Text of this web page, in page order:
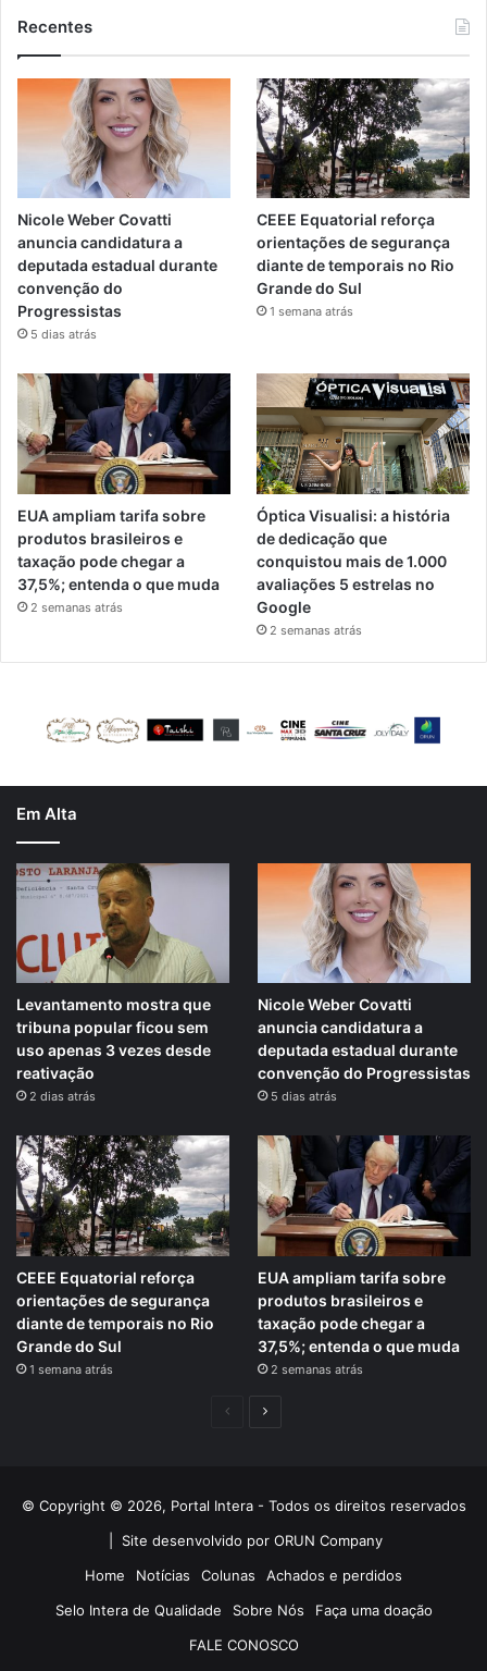
Recentes
Nicole Weber Covatti
anuncia candidatura a
deputada estadual durante
convenção do
Progressistas
5 dias atrás
CEEE Equatorial reforça
orientações de segurança
diante de temporais no Rio
Grande do Sul
1 semana atrás
EUA ampliam tarifa sobre
produtos brasileiros e
taxação pode chegar a
37,5%; entenda o que muda
2 semanas atrás
Óptica Visualisi: a história
de dedicação que
conquistou mais de 1.000
avaliações 5 estrelas no
Google
2 semanas atrás
Em Alta
Levantamento mostra que
tribuna popular ficou sem
uso apenas 3 vezes desde
reativação
2 dias atrás
Nicole Weber Covatti
anuncia candidatura a
deputada estadual durante
convenção do Progressistas
5 dias atrás
CEEE Equatorial reforça
orientações de segurança
diante de temporais no Rio
Grande do Sul
1 semana atrás
EUA ampliam tarifa sobre
produtos brasileiros e
taxação pode chegar a
37,5%; entenda o que muda
2 semanas atrás
PáginaPróxima
© Copyright © 2026, Portal Intera - Todos os direitos reservados
Site desenvolvido por ORUN Company
Home
Notícias Colunas
Achados e perdidos
Selo Intera de Qualidade
Sobre Nós
Faça uma doação
FALE CONOSCO